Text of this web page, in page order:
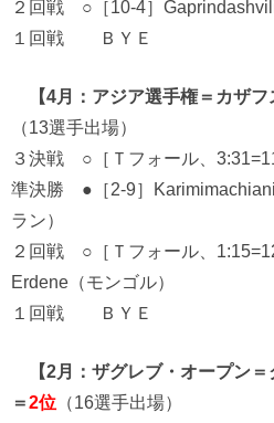
２回戦 ○［10-4］
１回戦 ＢＹＥ
【4月：アジア選手権＝カザ
（13選手出場）
３決戦 ○［Ｔフォール、
準決勝 ●［2-9］
ラン）
２回戦 ○［Ｔフォール、
Erdene（モンゴル）
１回戦 ＢＹＥ
【2月：ザグレブ・オープン
＝2位 （16選手出場）